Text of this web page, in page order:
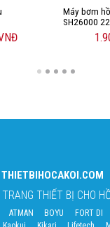
Máy bơm
SH26000
THIETBIHOCAKOI.COM
THIẾT BỊ CHO
ATMAN BOYU FORT DI